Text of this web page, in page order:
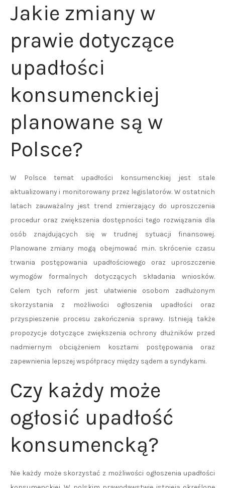
Jakie zmiany w
prawie dotyczące
upadłości
konsumenckiej
planowane są w
Polsce?
W Polsce temat upadłości konsumenckiej jest stale
aktualizowany i monitorowany przez legislatorów. W ostatnich
latach zauważalny jest trend zmierzający do uproszczenia
procedur oraz zwiększenia dostępności tego rozwiązania dla
osób znajdujących się w trudnej sytuacji finansowej.
Planowane zmiany mogą obejmować m.in. skrócenie czasu
trwania postępowania upadłościowego oraz uproszczenie
wymogów formalnych dotyczących składania wniosków.
Celem tych reform jest ułatwienie osobom zadłużonym
skorzystania z możliwości ogłoszenia upadłości oraz
przyspieszenie procesu zakończenia sprawy. Istnieją także
propozycje dotyczące zwiększenia ochrony dłużników przed
nadmiernym obciążeniem kosztami postępowania oraz
zapewnienia lepszej współpracy między sądem a syndykami.
Czy każdy może
ogłosić upadłość
konsumencką?
Nie każdy może skorzystać z możliwości ogłoszenia upadłości